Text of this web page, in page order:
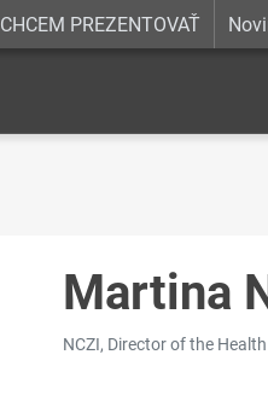
CHCEM PREZENTOVAŤ
Martina
NCZI, Director of the